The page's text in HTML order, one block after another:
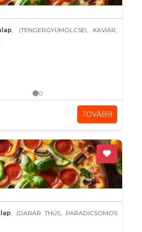
, (TENGERGYÜMÖLCSEI, KAVIÁR,
0
TOVÁBB
, (DARÁR THÚS, PARADICSOMOS